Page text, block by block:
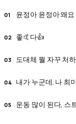
윤정아 윤정아 왜요
좋🤙다👍
도대체 뭘 자꾸 처
내가 누군데. 나 최
운동 많이 된다, 스